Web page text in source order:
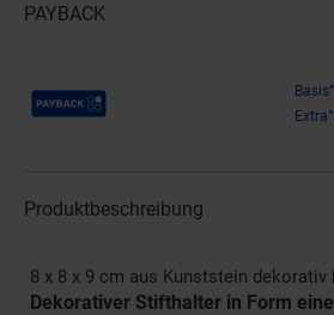
PAYBACK
Payback Punkte
Produktbeschreibung
8 x 8 x 9 cm aus Kunststein
Dekorativer Stifthalter in Form